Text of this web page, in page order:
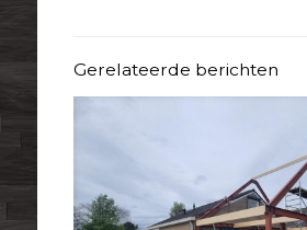
Gerelateerde berichten